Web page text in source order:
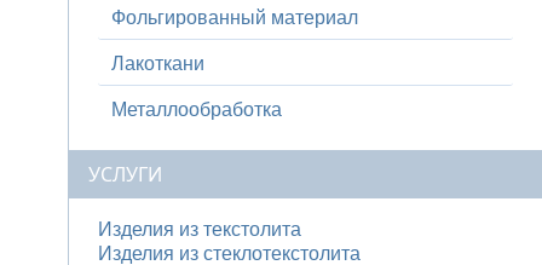
Фольгированный материал
Лакоткани
Металлообработка
УСЛУГИ
Изделия из текстолита
Изделия из стеклотекстолита